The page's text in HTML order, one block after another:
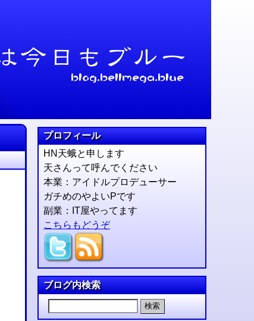
プロフィール
HN天蛾と申します
天さんって呼んでください
本業：アイドルプロデューサー
ガチめのやよいPです
副業：IT屋やってます
こちらもどうぞ
ブログ内検索